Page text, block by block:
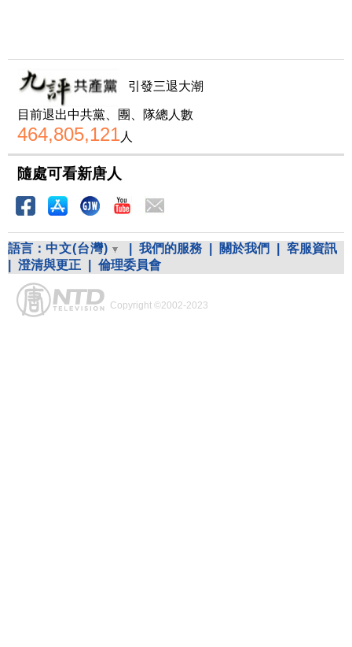
引發三退大潮
目前退出中共黨、團、隊總人數
464,805,121人
隨處可看新唐人
語言： 中文(台灣) 我們的服務 關於我們
客服資訊
澄清與更正 倫理委員會
Copyright ©2002-2023